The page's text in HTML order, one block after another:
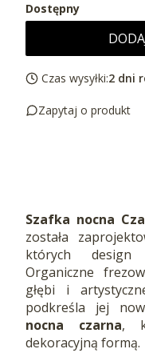
Dostępny
Czas wysyłki:2 dni
Zapytaj o produkt
Szafka nocna
została
których design
Organiczne
głębi i
podkreśla jej
nocna czarna,
dekoracyjną formą.